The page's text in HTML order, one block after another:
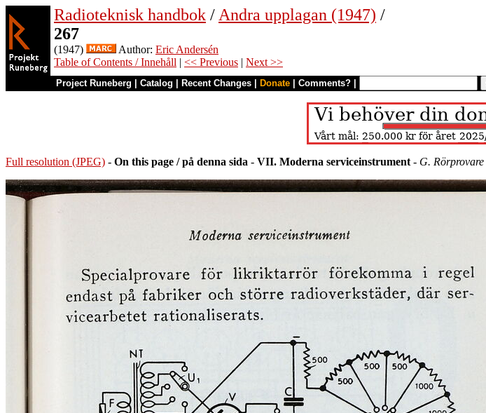
Radioteknisk handbok / Andra upplagan (1947) /
267
(1947) Author: Eric Andersén
Table of Contents / Innehåll | << Previous | Next >>
Project Runeberg Catalog Recent Changes Donate Comments?
Full resolution (JPEG) - On this page / på denna sida - VII. Moderna serviceinstrument - G. Rörprovare